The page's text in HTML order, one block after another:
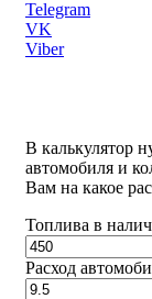
Telegram
VK
Viber
В калькулятор
автомобиля и
Вам на какое
Топлива в
Расход